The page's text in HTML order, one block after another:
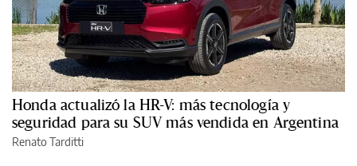
Honda actualizó la HR-V: más tecnología y
seguridad para su SUV más vendida en Argentina
Renato Tarditti